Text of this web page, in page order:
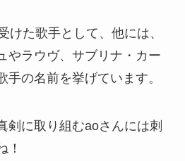
けた歌手として、他には、
やラウヴ、サブリナ・カー
手の名前を挙げています。
剣に取り組むaoさんには刺
！